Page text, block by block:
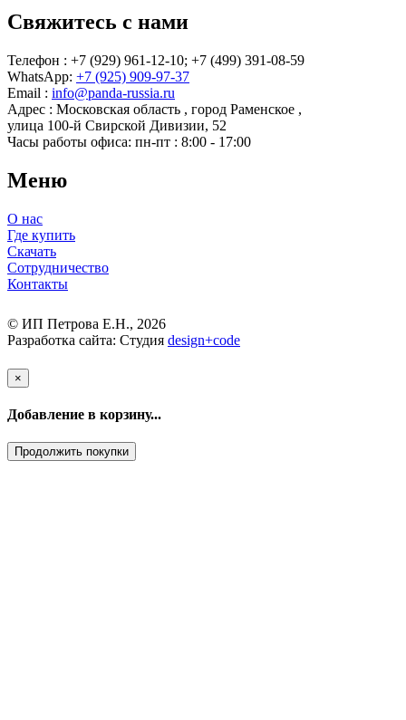
Свяжитесь с нами
Телефон : +7 (929) 961-12-10; +7 (499) 391-08-59
WhatsApp: +7 (925) 909-97-37
Email : info@panda-russia.ru
Адрес : Московская область , город Раменское ,
улица 100-й Свирской Дивизии, 52
Часы работы офиса: пн-пт : 8:00 - 17:00
Меню
О нас
Где купить
Скачать
Сотрудничество
Контакты
© ИП Петрова Е.Н., 2026
Разработка сайта: Студия design+code
×
Добавление в корзину...
Продолжить покупки